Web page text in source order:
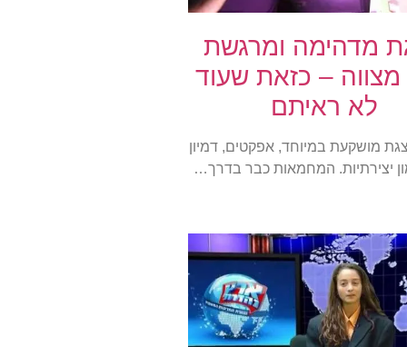
מדהימה ומרגשת
– כזאת שעוד
לא ראיתם
מושקעת במיוחד, אפקטים, דמיון
יצירתיות. המחמאות כבר בדרך…